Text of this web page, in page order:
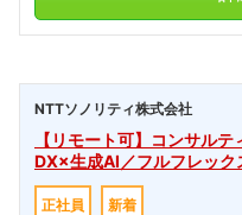
NTTソノリティ株式会社
【リモート可】コンサル
DX×生成AI／フルフレック
正社員 新着